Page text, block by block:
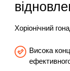
Хоріонічний
Висока